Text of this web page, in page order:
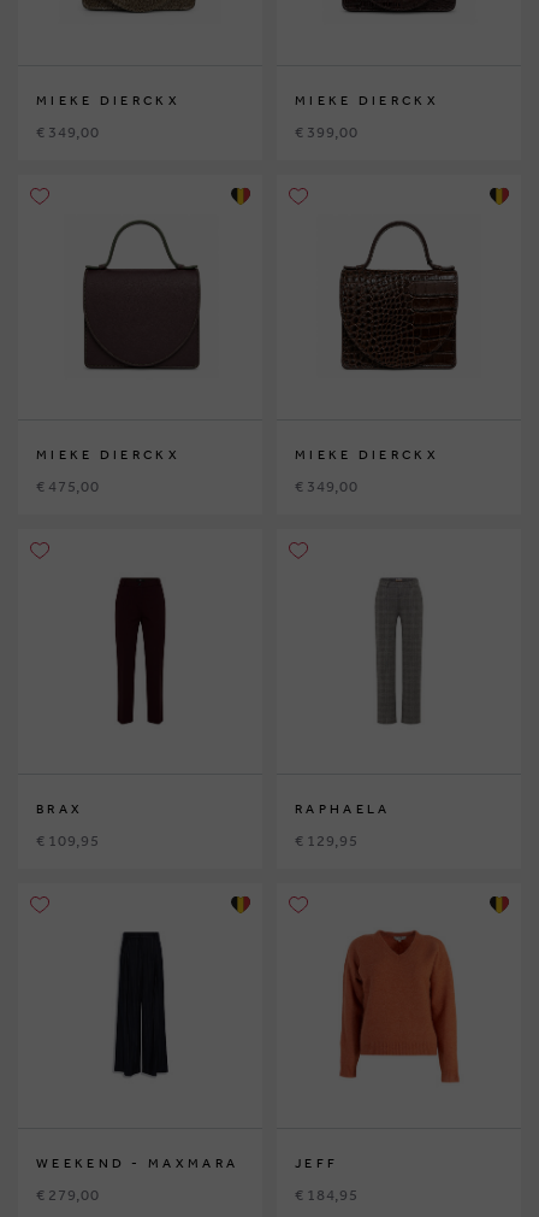
MIEKE DIERCKX
€ 349,00
MIEKE DIERCKX
€ 399,00
MIEKE DIERCKX
€ 475,00
MIEKE DIERCKX
€ 349,00
BRAX
€ 109,95
RAPHAELA
€ 129,95
WEEKEND - MAXMARA
€ 279,00
JEFF
€ 184,95